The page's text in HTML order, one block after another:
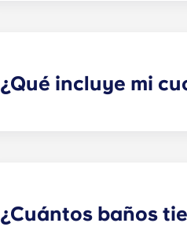
¿Qué incluye mi
¿Cuántos baños